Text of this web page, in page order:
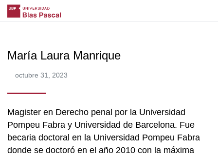
María Laura Manrique
octubre 31, 2023
Magister en Derecho penal por la Universidad
Pompeu Fabra y Universidad de Barcelona. Fue
becaria doctoral en la Universidad Pompeu Fabra
donde se doctoró en el año 2010 con la máxima